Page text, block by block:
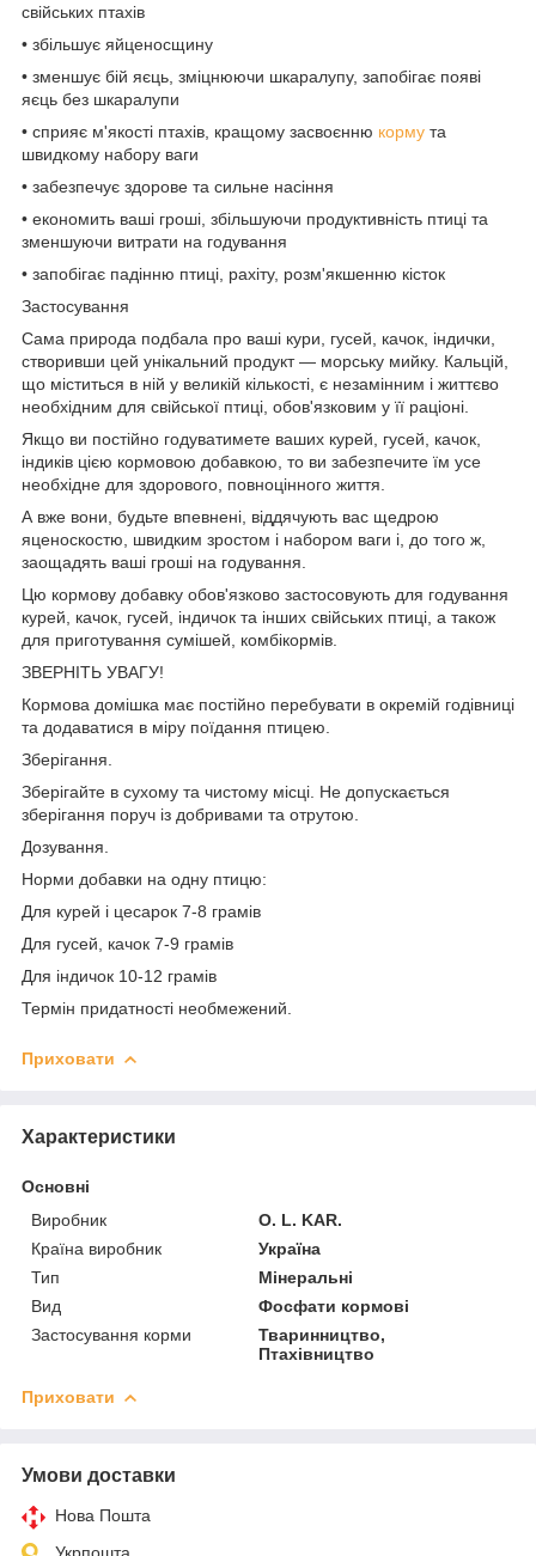
свійських птахів
• збільшує яйценосщину
• зменшує бій яєць, зміцнюючи шкаралупу, запобігає появі
яєць без шкаралупи
• сприяє м'якості птахів, кращому засвоєнню корму та
швидкому набору ваги
• забезпечує здорове та сильне насіння
• економить ваші гроші, збільшуючи продуктивність птиці та
зменшуючи витрати на годування
• запобігає падінню птиці, рахіту, розм'якшенню кісток
Застосування
Сама природа подбала про ваші кури, гусей, качок, індички,
створивши цей унікальний продукт — морську мийку. Кальцій,
що міститься в ній у великій кількості, є незамінним і життєво
необхідним для свійської птиці, обов'язковим у її раціоні.
Якщо ви постійно годуватимете ваших курей, гусей, качок,
індиків цією кормовою добавкою, то ви забезпечите їм усе
необхідне для здорового, повноцінного життя.
А вже вони, будьте впевнені, віддячують вас щедрою
яценоскостю, швидким зростом і набором ваги і, до того ж,
заощадять ваші гроші на годування.
Цю кормову добавку обов'язково застосовують для годування
курей, качок, гусей, індичок та інших свійських птиці, а також
для приготування сумішей, комбікормів.
ЗВЕРНІТЬ УВАГУ!
Кормова домішка має постійно перебувати в окремій годівниці
та додаватися в міру поїдання птицею.
Зберігання.
Зберігайте в сухому та чистому місці. Не допускається
зберігання поруч із добривами та отрутою.
Дозування.
Норми добавки на одну птицю:
Для курей і цесарок 7-8 грамів
Для гусей, качок 7-9 грамів
Для індичок 10-12 грамів
Термін придатності необмежений.
Приховати
Характеристики
Основні
Виробник
O. L. KAR.
Країна виробник
Україна
Тип
Мінеральні
Вид
Фосфати кормові
Застосування корми
Тваринництво,
Птахівництво
Приховати
Умови доставки
Нова Пошта
Укрпошта